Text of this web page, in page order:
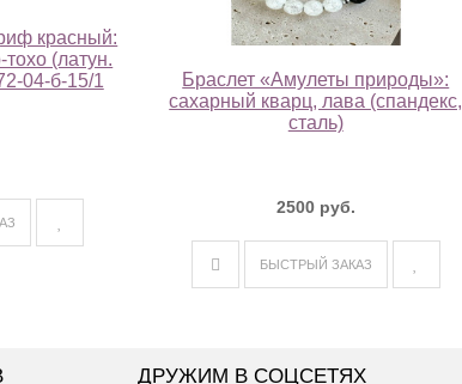
красный:
(латун.
04-б-15/1
Браслет «Амулеты природы»:
сахарный кварц, лава (спандекс,
сталь)
2500 руб.
БЫСТРЫЙ ЗАКАЗ
ДРУЖИМ В СОЦСЕТЯХ